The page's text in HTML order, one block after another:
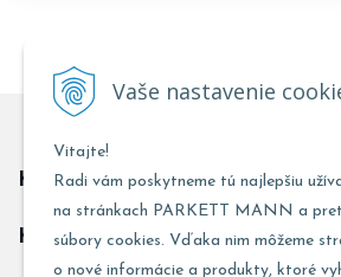
Vaše nastavenie
Vitajte!
Radi vám poskytneme tú najlepšiu
na stránkach PARKETT MANN a
súbory cookies. Vďaka nim môžeme
o nové informácie a produkty, ktoré
Kontakt predajňa Trnava
Kontakt predajňa Žarnovica